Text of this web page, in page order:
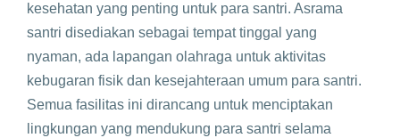
kesehatan yang penting untuk para santri. Asrama
santri disediakan sebagai tempat tinggal yang
nyaman, ada lapangan olahraga untuk aktivitas
kebugaran fisik dan kesejahteraan umum para santri.
Semua fasilitas ini dirancang untuk menciptakan
lingkungan yang mendukung para santri selama